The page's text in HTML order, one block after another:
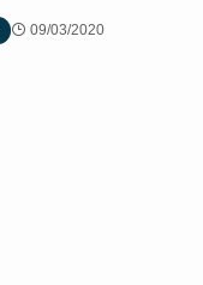
09/03/2020